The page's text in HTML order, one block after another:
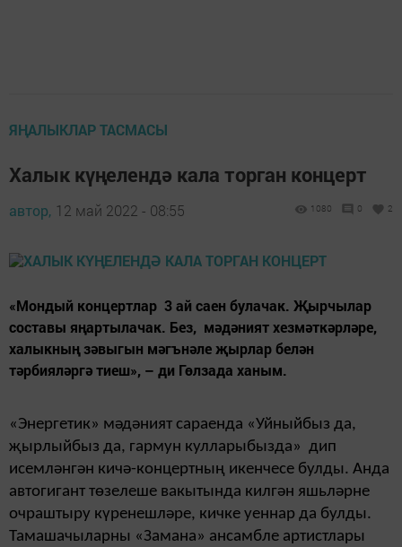
ЯҢАЛЫКЛАР ТАСМАСЫ
Халык күңелендә кала торган концерт
автор, 12 май 2022 - 08:55 1080 0 2
«Мондый концертлар 3 ай саен булачак. Җырчылар
составы яңартылачак. Без, мәдәният хезмәткәрләре,
халыкның зәвыгын мәгънәле җырлар белән
тәрбияләргә тиеш», – ди Гөлзада ханым.
«Энергетик» мәдәният сараенда «Уйныйбыз да,
җырлыйбыз да, гармун кулларыбызда» дип
исемләнгән кичә-концертның икенчесе булды. Анда
автогигант төзелеше вакытында килгән яшьләрне
очраштыру күренешләре, кичке уеннар да булды.
Тамашачыларны «Замана» ансамбле артистлары